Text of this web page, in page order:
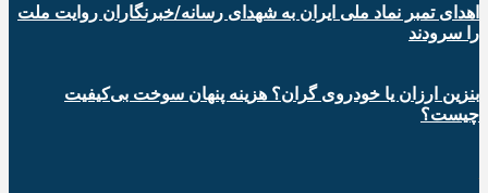
اهدای تمبر نماد ملی ایران به شهدای رسانه/خبرنگاران روایت ملت
را سرودند
بنزین ارزان یا خودروی گران؟ هزینه پنهان سوخت بی‌کیفیت
چیست؟